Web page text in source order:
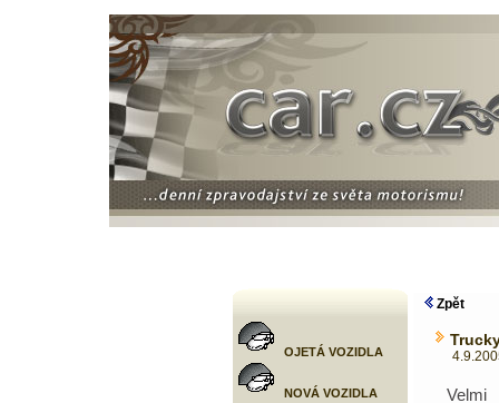
OJETÁ VOZIDLA
NOVÁ VOZIDLA
Zpět